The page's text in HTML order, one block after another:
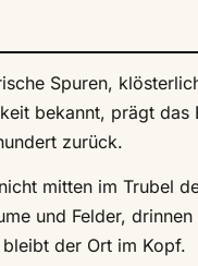
Spuren,
bekannt, prägt das
zurück.
mitten im Trubel
und Felder, drinnen
der Ort im Kopf.